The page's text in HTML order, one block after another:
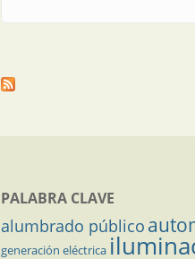
PALABRA CLAVE
alumbrado público
generación eléctrica